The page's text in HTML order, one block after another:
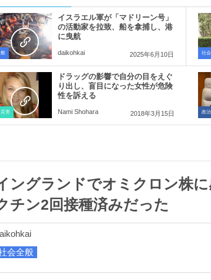
般
イスラエル軍が「マドリーン号」
の活動家を拉致、船を拿捕し、港
に曳航
daikohkai 2025年6月10日 社
害
ドラッグの影響で自分の目をえぐ
り出し、盲目になった女性が危険
性を訴える
Nami Shohara 2018年3月15日 政
ングランドでオミクロン株
チン2回接種済みだった
会全般